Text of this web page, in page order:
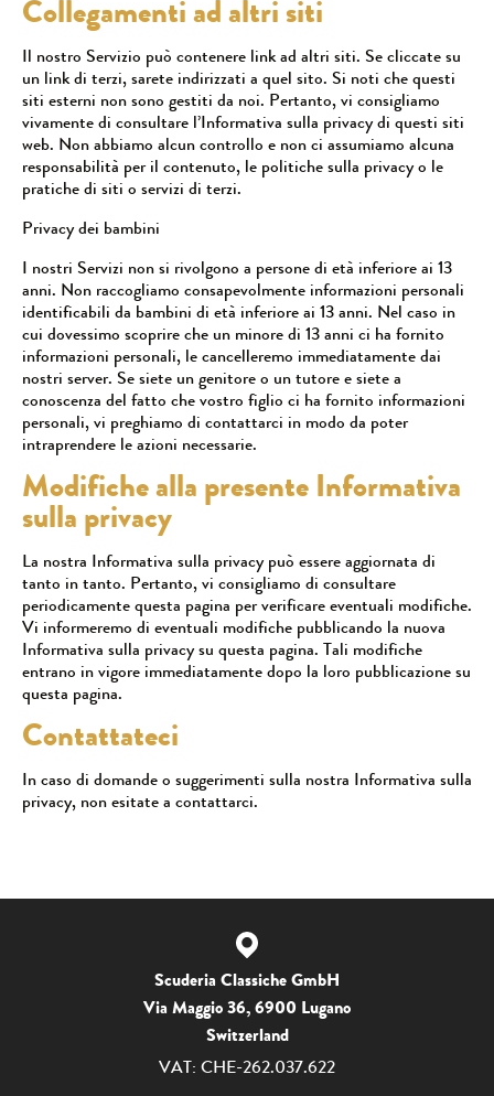
Collegamenti ad altri siti
Il nostro Servizio può contenere link ad altri siti. Se cliccate su
un link di terzi, sarete indirizzati a quel sito. Si noti che questi
siti esterni non sono gestiti da noi. Pertanto, vi consigliamo
vivamente di consultare l’Informativa sulla privacy di questi siti
web. Non abbiamo alcun controllo e non ci assumiamo alcuna
responsabilità per il contenuto, le politiche sulla privacy o le
pratiche di siti o servizi di terzi.
Privacy dei bambini
I nostri Servizi non si rivolgono a persone di età inferiore ai 13
anni. Non raccogliamo consapevolmente informazioni personali
identificabili da bambini di età inferiore ai 13 anni. Nel caso in
cui dovessimo scoprire che un minore di 13 anni ci ha fornito
informazioni personali, le cancelleremo immediatamente dai
nostri server. Se siete un genitore o un tutore e siete a
conoscenza del fatto che vostro figlio ci ha fornito informazioni
personali, vi preghiamo di contattarci in modo da poter
intraprendere le azioni necessarie.
Modifiche alla presente Informativa
sulla privacy
La nostra Informativa sulla privacy può essere aggiornata di
tanto in tanto. Pertanto, vi consigliamo di consultare
periodicamente questa pagina per verificare eventuali modifiche.
Vi informeremo di eventuali modifiche pubblicando la nuova
Informativa sulla privacy su questa pagina. Tali modifiche
entrano in vigore immediatamente dopo la loro pubblicazione su
questa pagina.
Contattateci
In caso di domande o suggerimenti sulla nostra Informativa sulla
privacy, non esitate a contattarci.
Scuderia Classiche GmbH
Via Maggio 36, 6900 Lugano
Switzerland
VAT: CHE-262.037.622